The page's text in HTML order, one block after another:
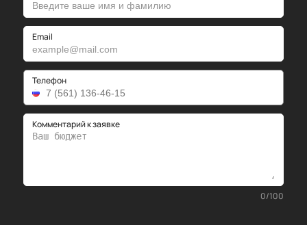
Email
Телефон
Комментарий к заявке
0/100